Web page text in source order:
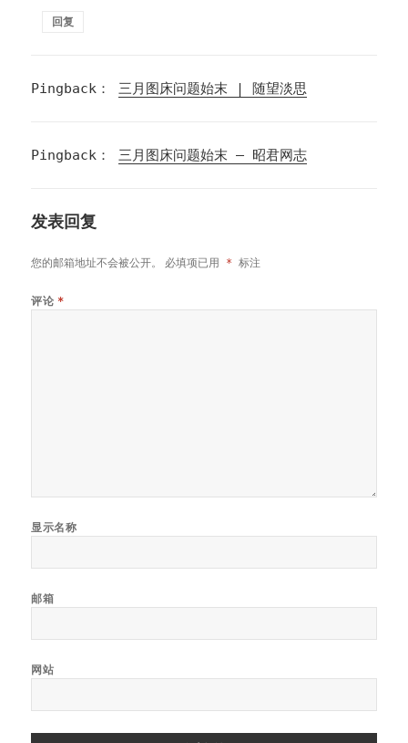
回复
Pingback：三月图床问题始末 | 随望淡思
Pingback：三月图床问题始末 – 昭君网志
发表回复
您的邮箱地址不会被公开。 必填项已用 * 标注
评论 *
显示名称
邮箱
网站